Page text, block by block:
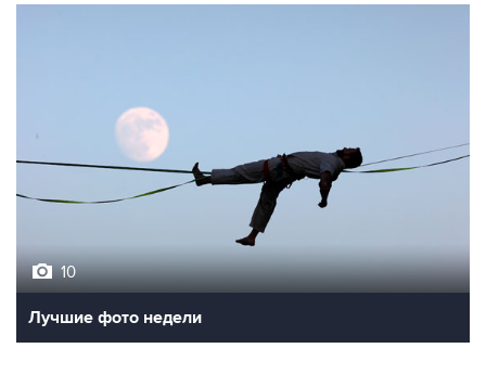
10
Лучшие фото недели